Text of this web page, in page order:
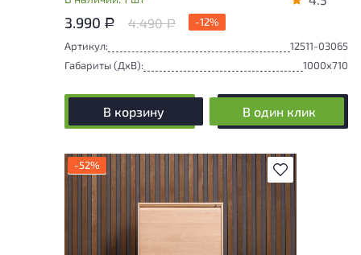
3.990 Р 4.490Р
-12%
Артикул:
12511-03065
Габариты (ДxВ):
1000x710
В корзину В один клик
В избранное
-52%
Степень износа находится на стадии